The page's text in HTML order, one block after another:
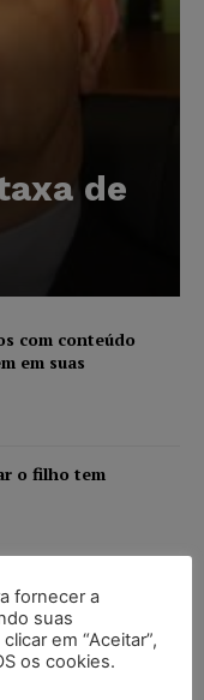
de
com conteúdo
em suas
o filho tem
de veículos
de todos os
fornecer a
suas
em “Aceitar”,
os cookies.